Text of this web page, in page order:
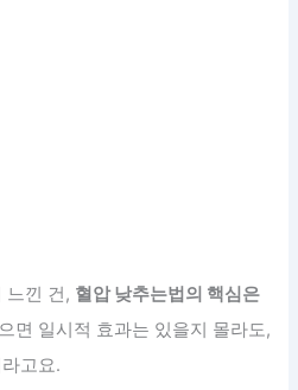
느낀 건, 혈압 낮추는법의 핵심은
면 일시적 효과는 있을지 몰라도,
고요.